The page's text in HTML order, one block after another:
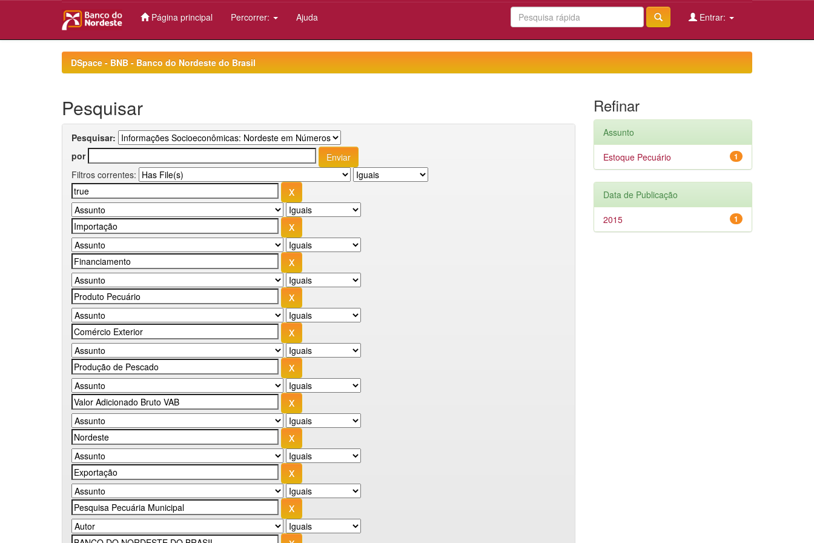
Página principal Percorrer: Ajuda Entrar:
DSpace - BNB - Banco do Nordeste do Brasil
Pesquisar
Pesquisar:
por
Filtros correntes:
Refinar
Assunto
1
Estoque Pecuário
Data de Publicação
1
2015